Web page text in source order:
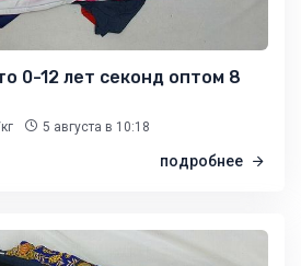
0-12 лет секонд оптом 8
5 августа в 10:18
подробнее